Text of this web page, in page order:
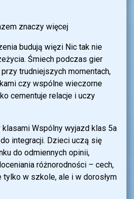
znaczy więcej
budują więzi Nic tak nie
Śmiech podczas gier
trudniejszych momentach,
czy wspólne wieczorne
cementuje relacje i uczy
klasami Wspólny wyjazd klas 5a
integracji. Dzieci uczą się
do odmiennych opinii,
różnorodności – cech,
tylko w szkole, ale i w dorosłym